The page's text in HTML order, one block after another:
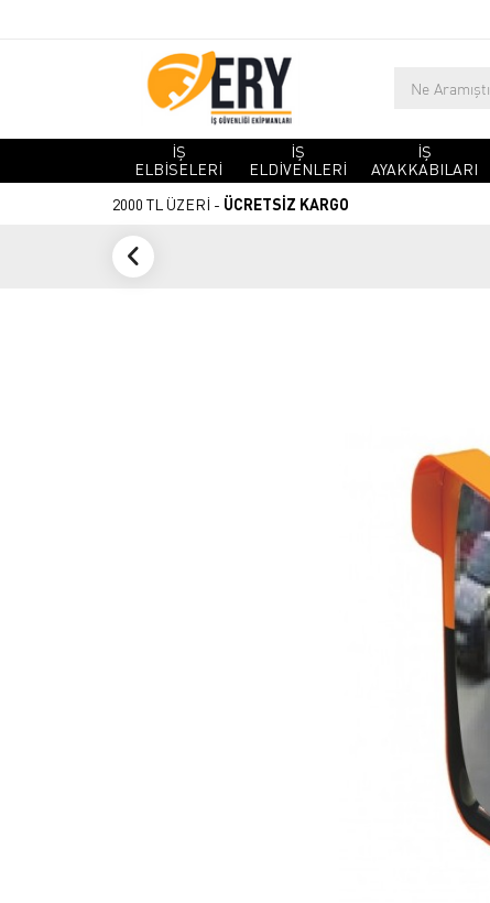
İŞ
ELBİSELERİ
İŞ
ELDİVENLERİ
İŞ
AYAKKABILARI
2000 TL ÜZERİ - ÜCRETSİZ KARGO